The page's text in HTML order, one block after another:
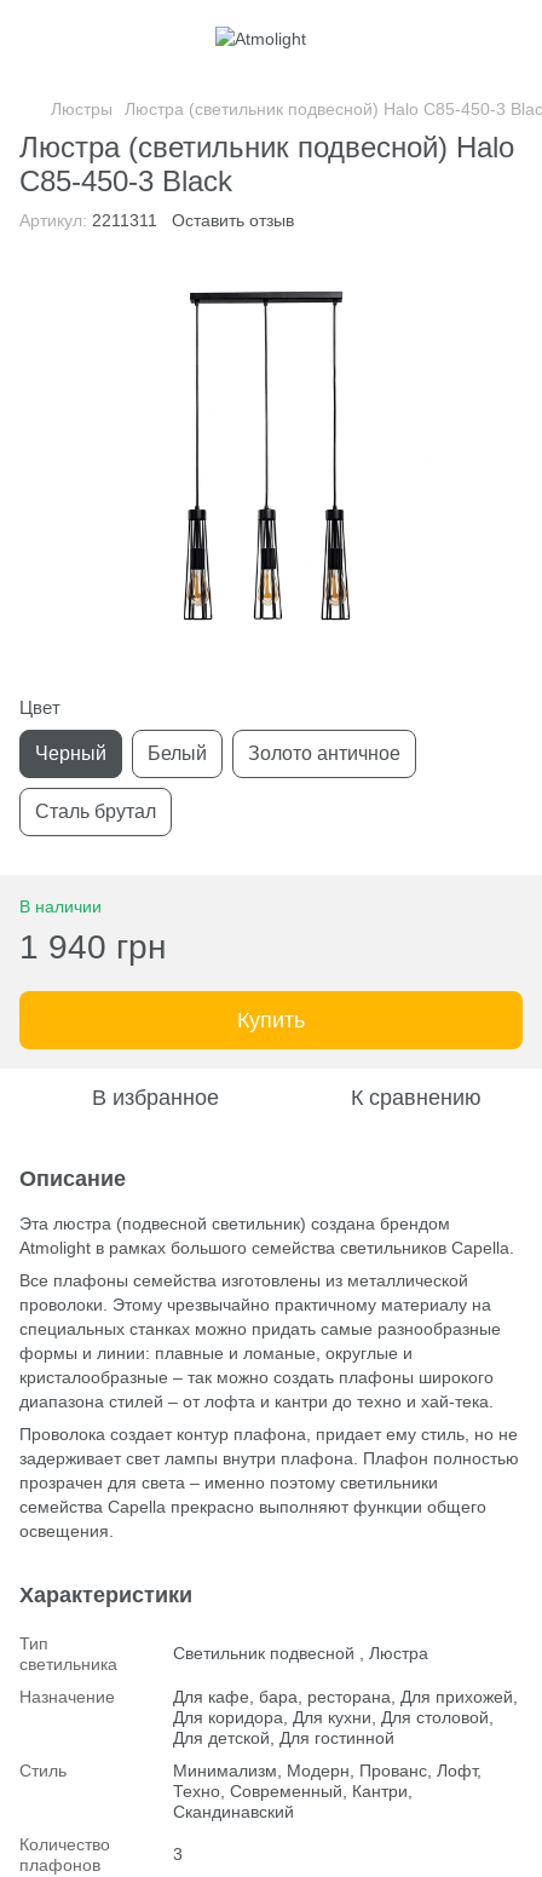
Люстры Люстра (светильник подвесной) Halo С85-450-3
Люстра (светильник подвесной) Halo
С85-450-3 Black
Артикул: 2211311 Оставить отзыв
Цвет
Черный Белый Золото античное
Сталь брутал
В наличии
1 940 грн
Купить
В избранное К сравнению
Описание
Эта люстра (подвесной светильник) создана брендом
Atmolight в рамках большого семейства светильников Capella.
Все плафоны семейства изготовлены из металлической
проволоки. Этому чрезвычайно практичному материалу на
специальных станках можно придать самые разнообразные
формы и линии: плавные и ломаные, округлые и
кристалообразные – так можно создать плафоны широкого
диапазона стилей – от лофта и кантри до техно и хай-тека.
Проволока создает контур плафона, придает ему стиль, но не
задерживает свет лампы внутри плафона. Плафон полностью
прозрачен для света – именно поэтому светильники
семейства Capella прекрасно выполняют функции общего
освещения.
Характеристики
Тип
светильника
Светильник подвесной , Люстра
Назначение
Для кафе, бара, ресторана, Для прихожей,
Для коридора, Для кухни, Для столовой,
Для детской, Для гостинной
Стиль
Минимализм, Модерн, Прованс, Лофт,
Техно, Современный, Кантри,
Скандинавский
Количество
плафонов
3